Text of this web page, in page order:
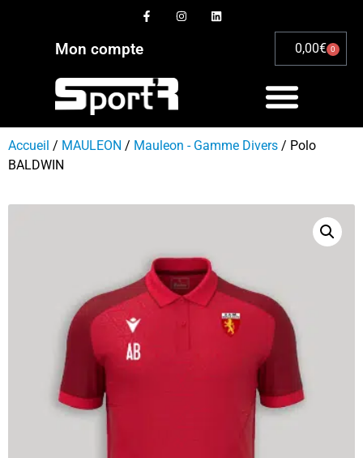
Mon compte 0,00€ 0
Accueil / MAULEON / Mauleon - Gamme Divers / Polo
BALDWIN